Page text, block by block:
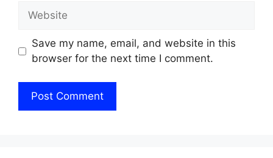
Website
Save my name, email, and website in this
browser for the next time I comment.